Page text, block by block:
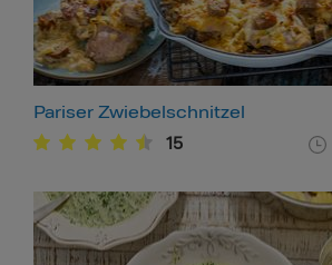
Pariser Zwiebelschnitzel
15